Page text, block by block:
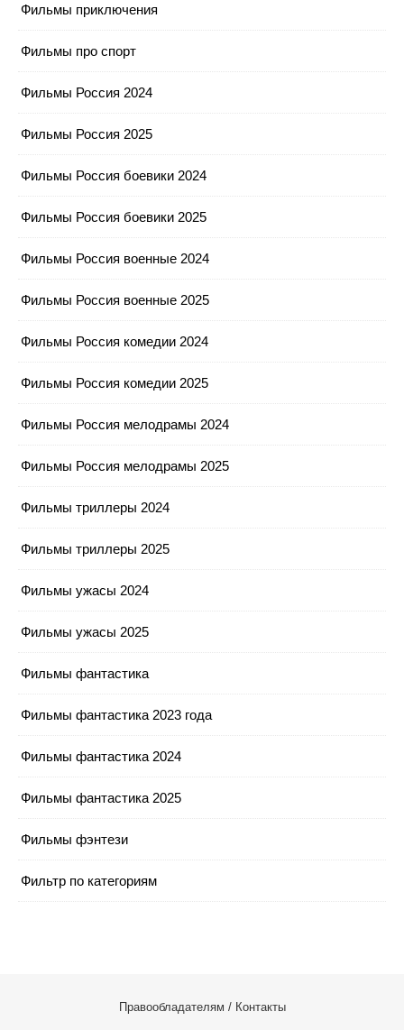
Фильмы приключения
Фильмы про спорт
Фильмы Россия 2024
Фильмы Россия 2025
Фильмы Россия боевики 2024
Фильмы Россия боевики 2025
Фильмы Россия военные 2024
Фильмы Россия военные 2025
Фильмы Россия комедии 2024
Фильмы Россия комедии 2025
Фильмы Россия мелодрамы 2024
Фильмы Россия мелодрамы 2025
Фильмы триллеры 2024
Фильмы триллеры 2025
Фильмы ужасы 2024
Фильмы ужасы 2025
Фильмы фантастика
Фильмы фантастика 2023 года
Фильмы фантастика 2024
Фильмы фантастика 2025
Фильмы фэнтези
Фильтр по категориям
Правообладателям / Контакты